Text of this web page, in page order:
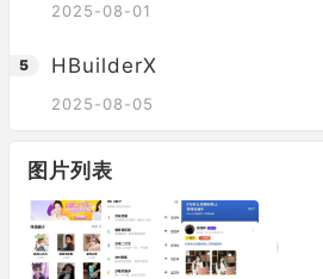
2025-08-01
HBuilderX
2025-08-05
图片列表